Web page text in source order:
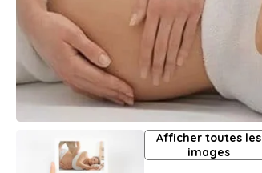
Afficher toutes les
images